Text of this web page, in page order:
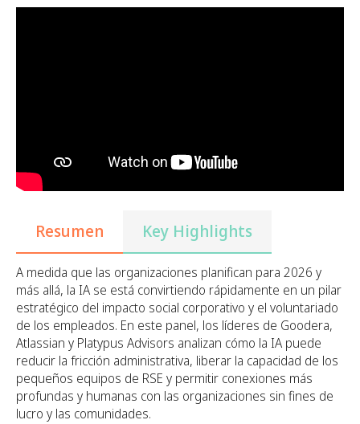
Resumen Key Highlights
A medida que las organizaciones planifican para 2026 y
más allá, la IA se está convirtiendo rápidamente en un pilar
estratégico del impacto social corporativo y el voluntariado
de los empleados. En este panel, los líderes de Goodera,
Atlassian y Platypus Advisors analizan cómo la IA puede
reducir la fricción administrativa, liberar la capacidad de los
pequeños equipos de RSE y permitir conexiones más
profundas y humanas con las organizaciones sin fines de
lucro y las comunidades.